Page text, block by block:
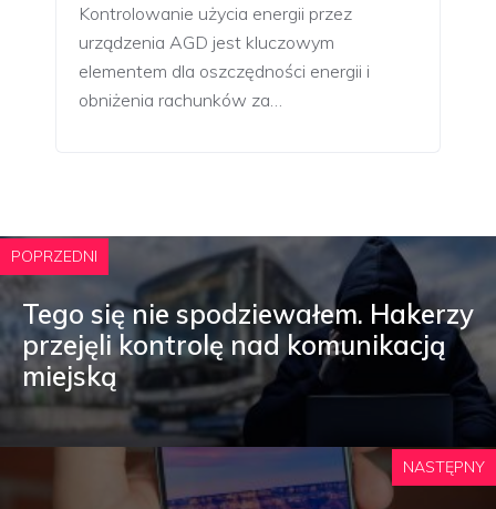
Kontrolowanie użycia energii przez
urządzenia AGD jest kluczowym
elementem dla oszczędności energii i
obniżenia rachunków za…
POPRZEDNI
Tego się nie spodziewałem. Hakerzy
przejęli kontrolę nad komunikacją
miejską
NASTĘPNY